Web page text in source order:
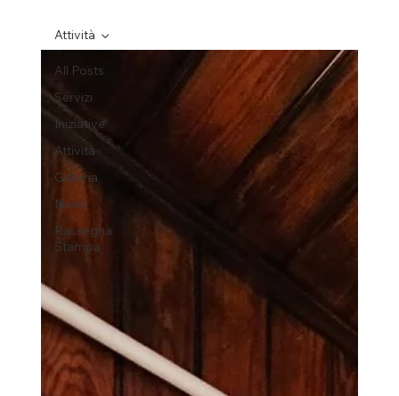
All Posts
Servizi
Iniziative
Attività
Galleria
News
Rassegna
Stampa
Attività